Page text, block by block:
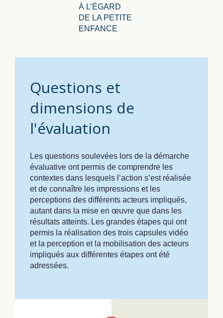
À L’ÉGARD
DE LA PETITE
ENFANCE
Questions et
dimensions de
l'évaluation
Les questions soulevées lors de la démarche
évaluative ont permis de comprendre les
contextes dans lesquels l’action s’est réalisée
et de connaître les impressions et les
perceptions des différents acteurs impliqués,
autant dans la mise en œuvre que dans les
résultats atteints. Les grandes étapes qui ont
permis la réalisation des trois capsules vidéo
et la perception et la mobilisation des acteurs
impliqués aux différentes étapes ont été
adressées.